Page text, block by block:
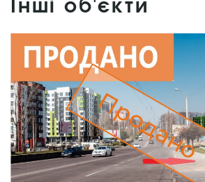
Інші об'єкти
Продано